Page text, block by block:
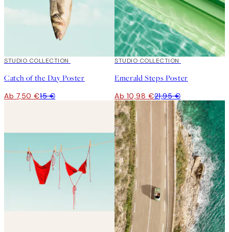
50%*
STUDIO COLLECTION
Catch of the Day Poster
Ab 7,50 €15 €
50%*
STUDIO COLLECTION
Emerald Steps Poster
Ab 10,98 €21,95 €